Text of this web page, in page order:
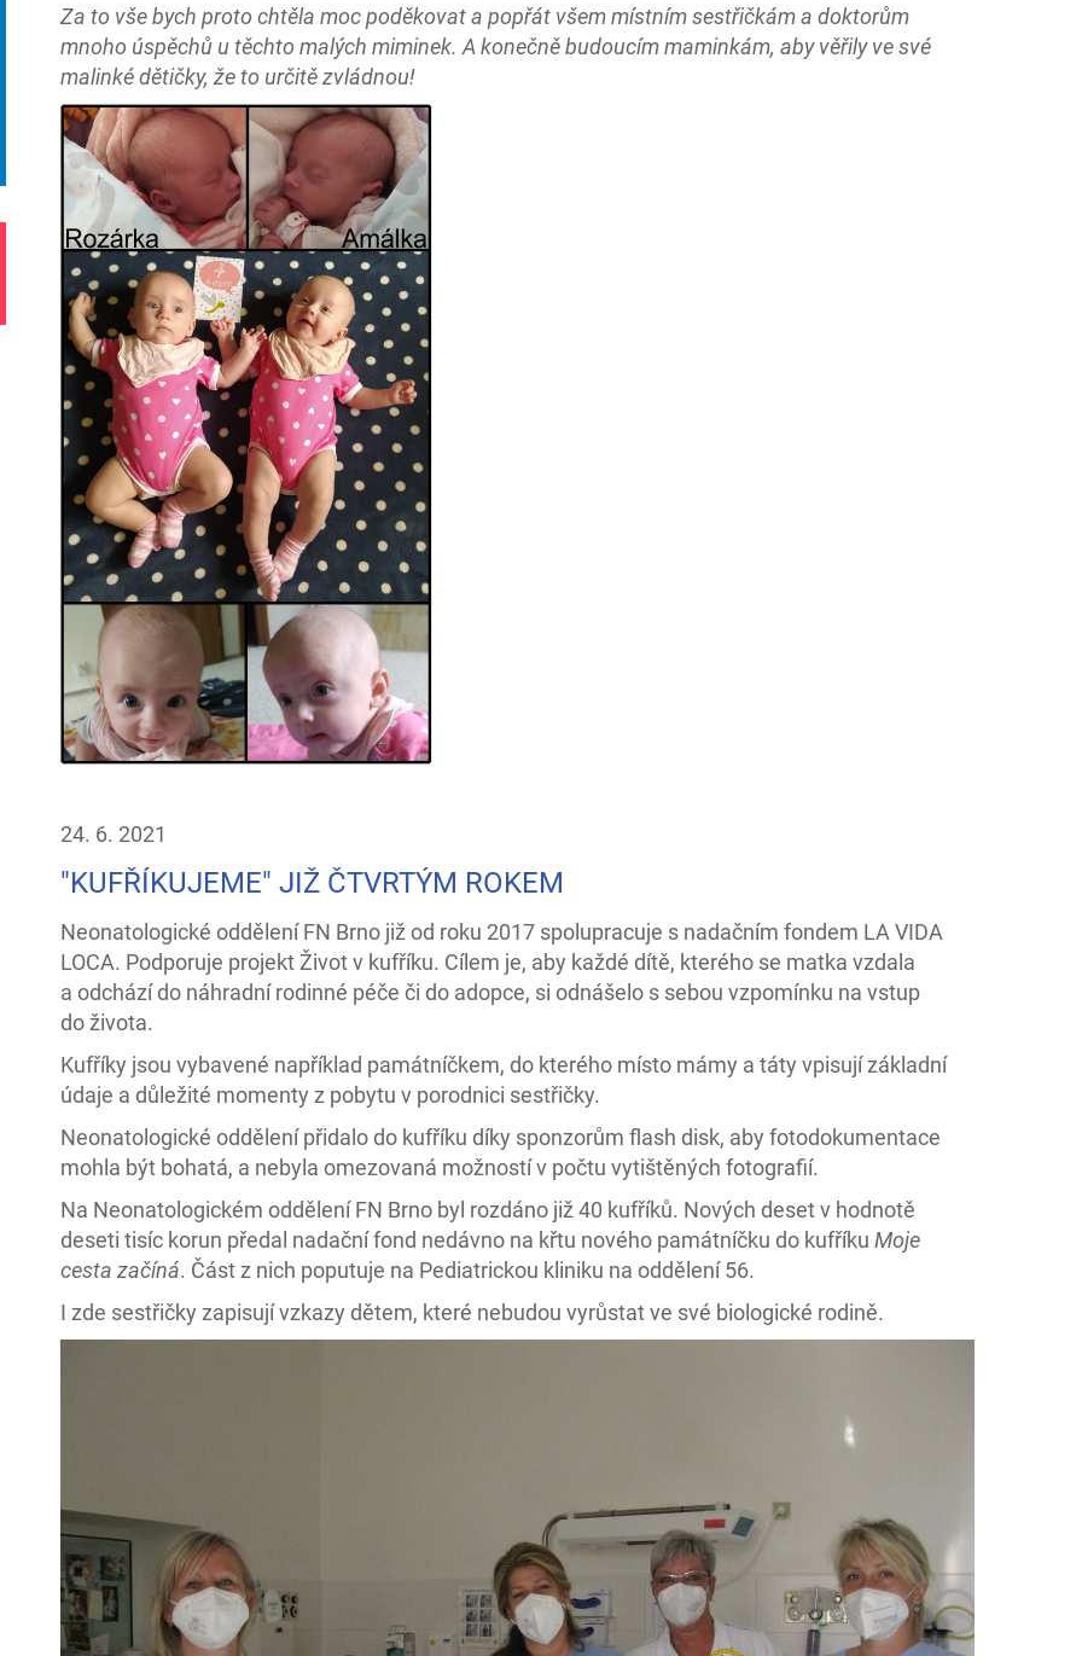
Za to vše bych proto chtěla moc poděkovat a popřát všem místním sestřičkám a doktorům
mnoho úspěchů u těchto malých miminek. A konečně budoucím maminkám, aby věřily ve své
malinké dětičky, že to určitě zvládnou!
24. 6. 2021
"KUFŘÍKUJEME" JIŽ ČTVRTÝM ROKEM
Neonatologické oddělení FN Brno již od roku 2017 spolupracuje s nadačním fondem LA VIDA
LOCA. Podporuje projekt Život v kufříku. Cílem je, aby každé dítě, kterého se matka vzdala
a odchází do náhradní rodinné péče či do adopce, si odnášelo s sebou vzpomínku na vstup
do života.
Kufříky jsou vybavené například památníčkem, do kterého místo mámy a táty vpisují základní
údaje a důležité momenty z pobytu v porodnici sestřičky.
Neonatologické oddělení přidalo do kufříku díky sponzorům flash disk, aby fotodokumentace
mohla být bohatá, a nebyla omezovaná možností v počtu vytištěných fotografií.
Na Neonatologickém oddělení FN Brno byl rozdáno již 40 kufříků. Nových deset v hodnotě
deseti tisíc korun předal nadační fond nedávno na křtu nového památníčku do kufříku Moje
cesta začíná. Část z nich poputuje na Pediatrickou kliniku na oddělení 56.
I zde sestřičky zapisují vzkazy dětem, které nebudou vyrůstat ve své biologické rodině.